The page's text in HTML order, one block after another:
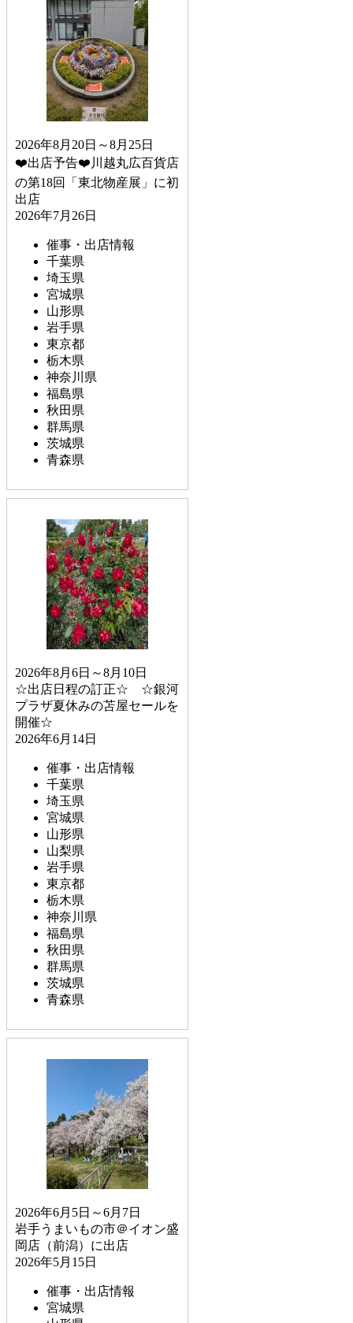
2026年8月20日～8月25日
❤️出店予告❤️川越丸広百貨店
の第18回「東北物産展」に初
出店
2026年7月26日
催事・出店情報
千葉県
埼玉県
宮城県
山形県
岩手県
東京都
栃木県
神奈川県
福島県
秋田県
群馬県
茨城県
青森県
2026年8月6日～8月10日
☆出店日程の訂正☆ ☆銀河
プラザ夏休みの苫屋セールを
開催☆
2026年6月14日
催事・出店情報
千葉県
埼玉県
宮城県
山形県
山梨県
岩手県
東京都
栃木県
神奈川県
福島県
秋田県
群馬県
茨城県
青森県
2026年6月5日～6月7日
岩手うまいもの市＠イオン盛
岡店（前潟）に出店
2026年5月15日
催事・出店情報
宮城県